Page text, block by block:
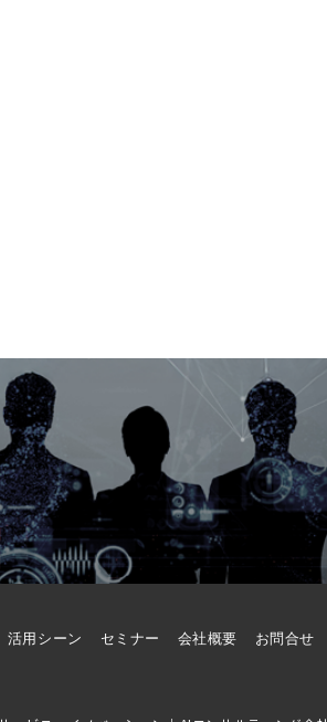
活用シーン セミナー 会社概要 お問合せ